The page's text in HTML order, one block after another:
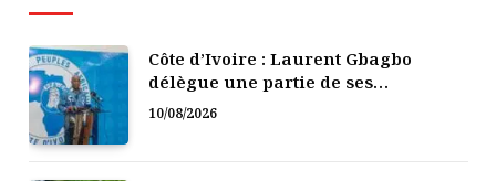
Côte d’Ivoire : Laurent Gbagbo
délègue une partie de ses
prérogatives à cinq responsables du
PPA-CI
10/08/2026